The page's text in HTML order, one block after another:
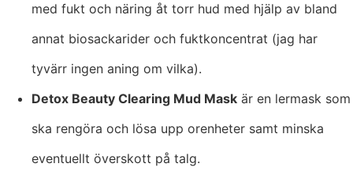
med fukt och näring åt torr hud med hjälp av bland
annat biosackarider och fuktkoncentrat (jag har
tyvärr ingen aning om vilka).
Detox Beauty Clearing Mud Mask är en lermask som
ska rengöra och lösa upp orenheter samt minska
eventuellt överskott på talg.